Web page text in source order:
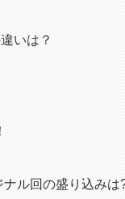
いは？
ル回の盛り込みは